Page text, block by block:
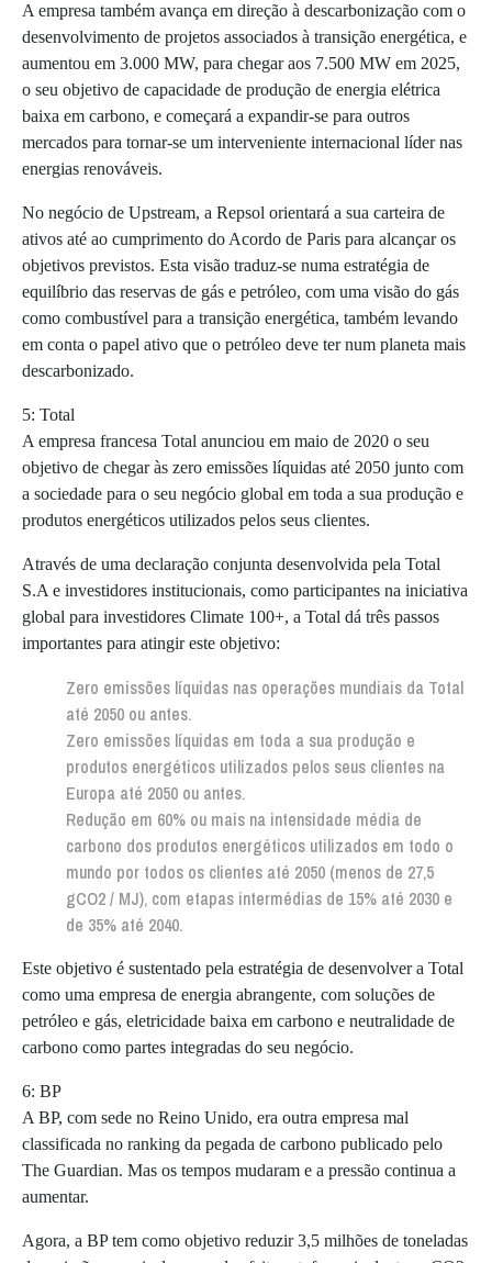
A empresa também avança em direção à descarbonização com o
desenvolvimento de projetos associados à transição energética, e
aumentou em 3.000 MW, para chegar aos 7.500 MW em 2025,
o seu objetivo de capacidade de produção de energia elétrica
baixa em carbono, e começará a expandir-se para outros
mercados para tornar-se um interveniente internacional líder nas
energias renováveis.
No negócio de Upstream, a Repsol orientará a sua carteira de
ativos até ao cumprimento do Acordo de Paris para alcançar os
objetivos previstos. Esta visão traduz-se numa estratégia de
equilíbrio das reservas de gás e petróleo, com uma visão do gás
como combustível para a transição energética, também levando
em conta o papel ativo que o petróleo deve ter num planeta mais
descarbonizado.
5: Total
A empresa francesa Total anunciou em maio de 2020 o seu
objetivo de chegar às zero emissões líquidas até 2050 junto com
a sociedade para o seu negócio global em toda a sua produção e
produtos energéticos utilizados pelos seus clientes.
Através de uma declaração conjunta desenvolvida pela Total
S.A e investidores institucionais, como participantes na iniciativa
global para investidores Climate 100+, a Total dá três passos
importantes para atingir este objetivo:
Zero emissões líquidas nas operações mundiais da Total
até 2050 ou antes.
Zero emissões líquidas em toda a sua produção e
produtos energéticos utilizados pelos seus clientes na
Europa até 2050 ou antes.
Redução em 60% ou mais na intensidade média de
carbono dos produtos energéticos utilizados em todo o
mundo por todos os clientes até 2050 (menos de 27,5
gCO2 / MJ), com etapas intermédias de 15% até 2030 e
de 35% até 2040.
Este objetivo é sustentado pela estratégia de desenvolver a Total
como uma empresa de energia abrangente, com soluções de
petróleo e gás, eletricidade baixa em carbono e neutralidade de
carbono como partes integradas do seu negócio.
6: BP
A BP, com sede no Reino Unido, era outra empresa mal
classificada no ranking da pegada de carbono publicado pelo
The Guardian. Mas os tempos mudaram e a pressão continua a
aumentar.
Agora, a BP tem como objetivo reduzir 3,5 milhões de toneladas